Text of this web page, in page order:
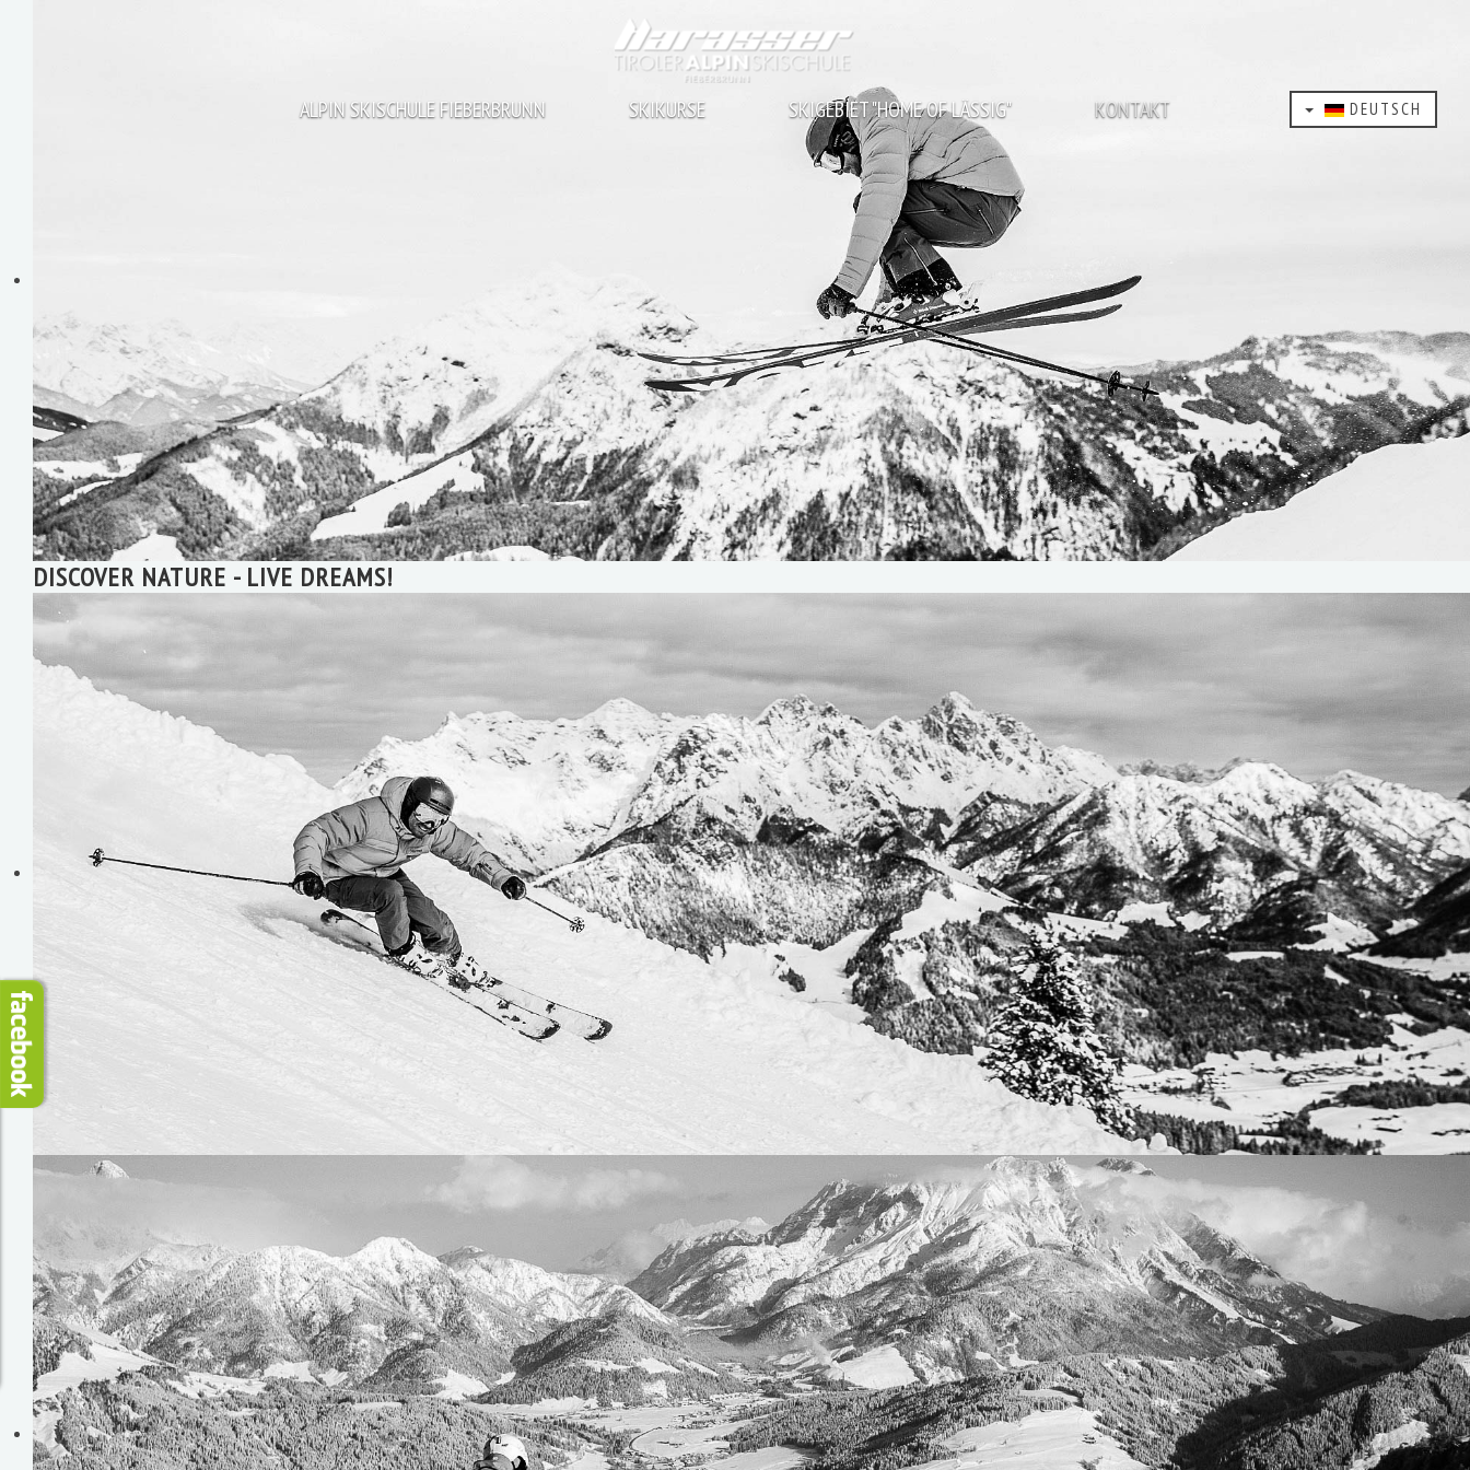
ALPIN SKISCHULE FIEBERBRUNN SKIKURSE SKIGEBIET "HOME OF LÄSSIG" KONTAKT DEUTSCH
DISCOVER NATURE - LIVE DREAMS!